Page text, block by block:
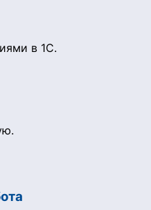
в 1С.